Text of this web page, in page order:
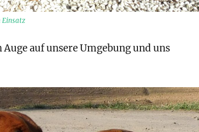
Einsatz
auf unsere Umgebung und uns